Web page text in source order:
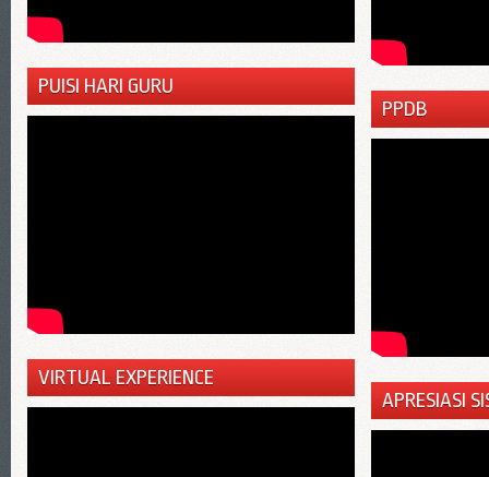
PUISI HARI GURU
VIRTUAL EXPERIENCE
PPDB
APRESIASI